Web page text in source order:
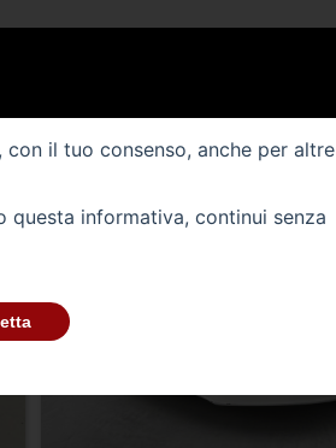
il tuo consenso, anche per altre
questa informativa, continui senza